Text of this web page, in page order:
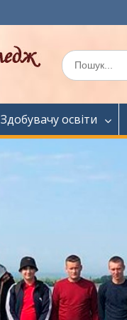
Шукати:
Здобувачу освіти